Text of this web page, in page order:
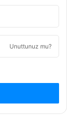
Unuttunuz mu?